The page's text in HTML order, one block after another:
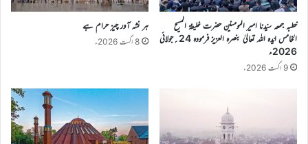
خطبہ جمعہ سیّدنا امیر المومنین حضرت خلیفۃ المسیح
الخامس ایّدہ اللہ تعالیٰ بنصرہ العزیز فرمودہ 24؍جولائی
2026ء
9 اگست 2026ء
ہر نشہ آور چیز حرام ہے
8 اگست 2026ء